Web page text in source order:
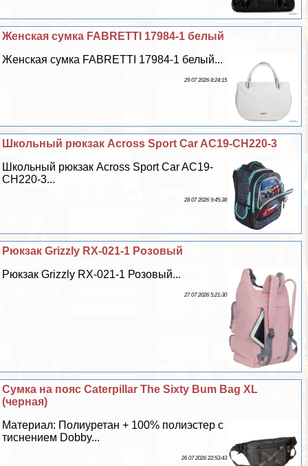
Женская сумка FABRETTI 17984-1 белый
Женская сумка FABRETTI 17984-1 белый...
29 07 2026 8:24:15
Школьный рюкзак Across Sport Car AC19-CH220-3
Школьный рюкзак Across Sport Car AC19-
CH220-3...
28 07 2026 9:45:38
Рюкзак Grizzly RX-021-1 Розовый
Рюкзак Grizzly RX-021-1 Розовый...
27 07 2026 5:21:30
Сумка на пояс Caterpillar The Sixty Bum Bag XL
(черная)
Материал: Полиуретан + 100% полиэстер с
тиснением Dobby...
26 07 2026 22:53:43